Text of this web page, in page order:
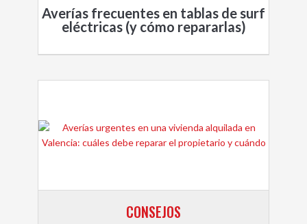
Averías frecuentes en tablas de surf
eléctricas (y cómo repararlas)
CONSEJOS